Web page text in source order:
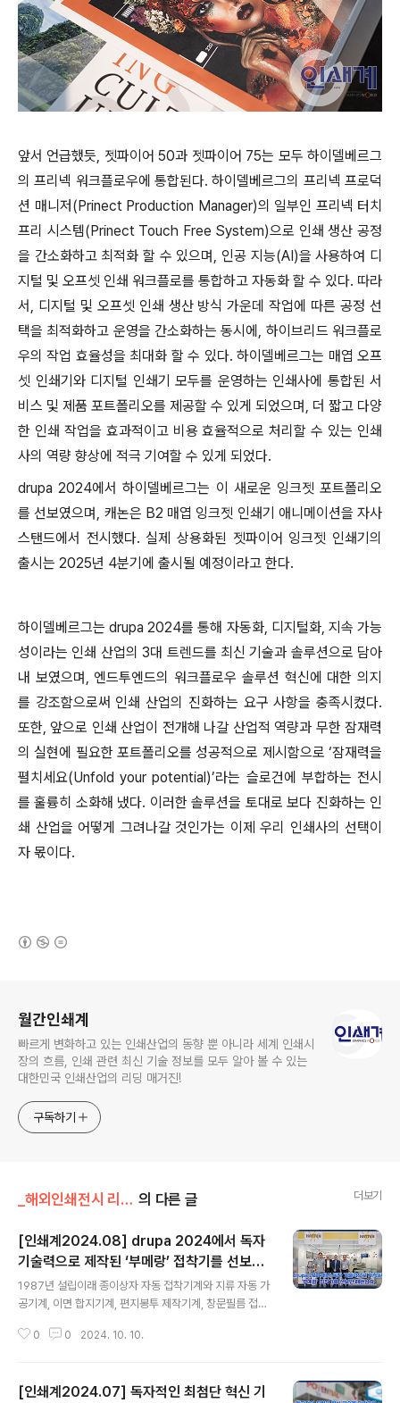
앞서 언급했듯, 젯파이어 50과 젯파이어 75는 모두 하이델베르그
의 프리넥 워크플로우에 통합된다. 하이델베르그의 프리넥 프로덕
션 매니저(Prinect Production Manager)의 일부인 프리넥 터치
프리 시스템(Prinect Touch Free System)으로 인쇄 생산 공정
을 간소화하고 최적화 할 수 있으며, 인공 지능(AI)을 사용하여 디
지털 및 오프셋 인쇄 워크플로를 통합하고 자동화 할 수 있다. 따라
서, 디지털 및 오프셋 인쇄 생산 방식 가운데 작업에 따른 공정 선
택을 최적화하고 운영을 간소화하는 동시에, 하이브리드 워크플로
우의 작업 효율성을 최대화 할 수 있다. 하이델베르그는 매엽 오프
셋 인쇄기와 디지털 인쇄기 모두를 운영하는 인쇄사에 통합된 서
비스 및 제품 포트폴리오를 제공할 수 있게 되었으며, 더 짧고 다양
한 인쇄 작업을 효과적이고 비용 효율적으로 처리할 수 있는 인쇄
사의 역량 향상에 적극 기여할 수 있게 되었다.
drupa 2024에서 하이델베르그는 이 새로운 잉크젯 포트폴리오
를 선보였으며, 캐논은 B2 매엽 잉크젯 인쇄기 애니메이션을 자사
스탠드에서 전시했다. 실제 상용화된 젯파이어 잉크젯 인쇄기의
출시는 2025년 4분기에 출시될 예정이라고 한다.
하이델베르그는 drupa 2024를 통해 자동화, 디지털화, 지속 가능
성이라는 인쇄 산업의 3대 트렌드를 최신 기술과 솔루션으로 담아
내 보였으며, 엔드투엔드의 워크플로우 솔루션 혁신에 대한 의지
를 강조함으로써 인쇄 산업의 진화하는 요구 사항을 충족시켰다.
또한, 앞으로 인쇄 산업이 전개해 나갈 산업적 역량과 무한 잠재력
의 실현에 필요한 포트폴리오를 성공적으로 제시함으로 ‘잠재력을
펼치세요(Unfold your potential)’라는 슬로건에 부합하는 전시
를 훌륭히 소화해 냈다. 이러한 솔루션을 토대로 보다 진화하는 인
쇄 산업을 어떻게 그려나갈 것인가는 이제 우리 인쇄사의 선택이
자 몫이다.
월간인쇄계
빠르게 변화하고 있는 인쇄산업의 동향 뿐 아니라 세계 인쇄시
장의 흐름, 인쇄 관련 최신 기술 정보를 모두 알아 볼 수 있는
대한민국 인쇄산업의 리딩 매거진!
구독하기
_해외인쇄전시 리포트_/DRUPA 의 다른 글 더보기
[인쇄계2024.08] drupa 2024에서 독자
기술력으로 제작된 ‘부메랑’ 접착기를 선보인
해뜬상사
1987년 설립이래 종이상자 자동 접착기계와 지류 자동 가
공기계, 이면 합지기계, 편지봉투 제작기계, 창문필름 접착
와 합작해서 해외 30개국에 400대 이상 수출해 온 해뜬상
했다. ‘부메랑’ 접착기는 2014년 기획을 시작, 2015년 시
0 0 2024. 10. 10.
[인쇄계2024.07] 독자적인 최첨단 혁신 기